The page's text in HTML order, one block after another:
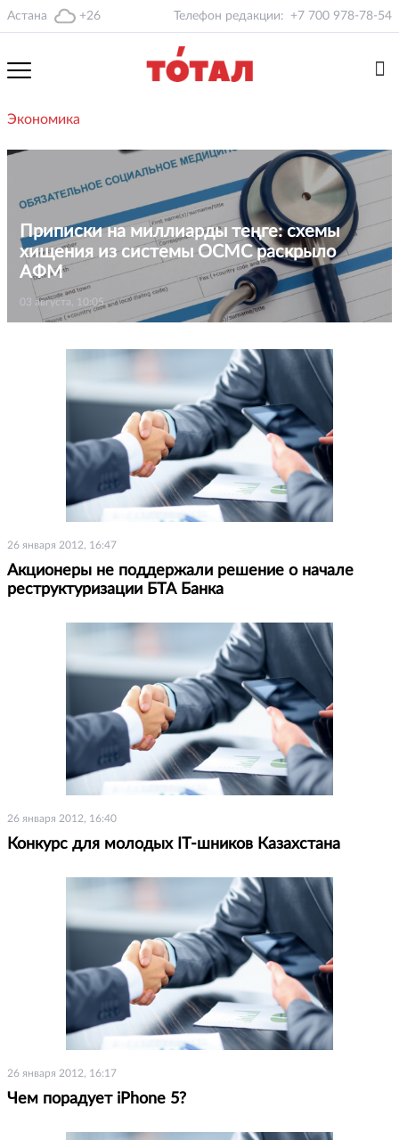
Астана +26 Телефон редакции: +7 700 978-78-54
Экономика
Приписки на миллиарды теңге: схемы
хищения из системы ОСМС раскрыло
АФМ
03 августа, 10:05
26 января 2012, 16:47
Акционеры не поддержали решение о начале
реструктуризации БТА Банка
26 января 2012, 16:40
Конкурс для молодых IT-шников Казахстана
26 января 2012, 16:17
Чем порадует iPhone 5?